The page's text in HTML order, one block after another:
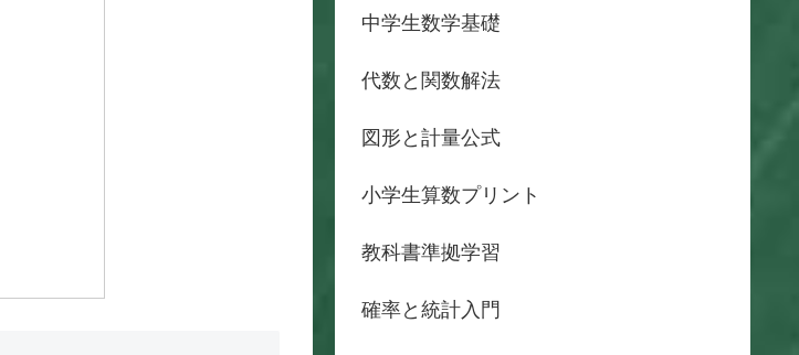
中学生数学基礎
代数と関数解法
図形と計量公式
小学生算数プリント
教科書準拠学習
確率と統計入門